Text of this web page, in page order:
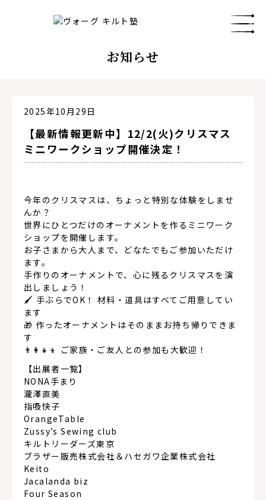
お知らせ
2025年10月29日
【最新情報更新中】12/2(火)クリスマス
ミニワークショップ開催決定！
今年のクリスマスは、ちょっと特別な体験をしませ
んか？
世界にひとつだけのオーナメントを作るミニワーク
ショップを開催します。
お子さまから大人まで、どなたでもご参加いただけ
ます。
手作りのオーナメントで、心に残るクリスマスを演
出しましょう！
🖌️ 手ぶらでOK！ 材料・道具はすべてご用意してい
ます
🎁 作ったオーナメントはそのままお持ち帰りできま
す
👨‍👩‍👧‍👦 ご家族・ご友人との参加も大歓迎！
【出展者一覧】
NONA手まり
瀧澤直美
指吸快子
OrangeTable
Zussy’s Sewing club
キルトリーダーズ東京
ブラザー販売株式会社＆ハセガワ企業株式会社
Keito
Jacalanda biz
Four Season